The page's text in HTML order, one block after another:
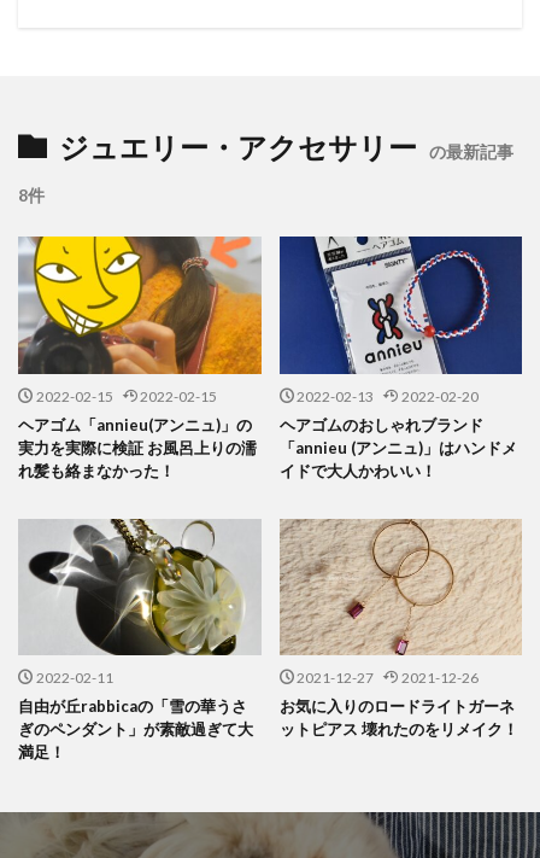
ジュエリー・アクセサリー の最新記事
8件
2022-02-15 2022-02-15
ヘアゴム「annieu(アンニュ)」の
実力を実際に検証 お風呂上りの濡
れ髪も絡まなかった！
2022-02-13 2022-02-20
ヘアゴムのおしゃれブランド
「annieu (アンニュ)」はハンドメ
イドで大人かわいい！
2022-02-11
自由が丘rabbicaの「雪の華うさ
ぎのペンダント」が素敵過ぎて大
満足！
2021-12-27 2021-12-26
お気に入りのロードライトガーネ
ットピアス 壊れたのをリメイク！